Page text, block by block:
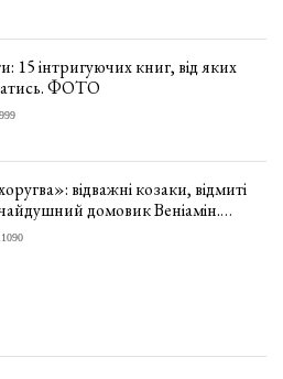
15 інтригуючих книг, від яких
ФОТО
відважні козаки, відмиті
домовик Веніамін.